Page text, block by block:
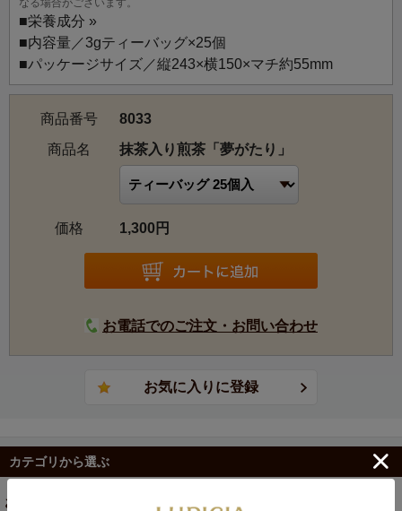
100％。
これぞ日本茶！という香り立ち、抹茶の贅沢な味わいが楽
しめます。
【おすすめのいれ方】
熱湯でいれても渋くならないため、気をつかわずに気軽に
お楽しみいただけます。水出しアイスティーもおすすめで
なる場合がございます。
■栄養成分 »
■内容量／3gティーバッグ×25個
■パッケージサイズ／縦243×横150×マチ約55mm
商品番号
8033
商品名
抹茶入り煎茶「夢がたり」
価格 1,300円
お電話でのご注文・お問い合わせ
カテゴリから選ぶ
お茶